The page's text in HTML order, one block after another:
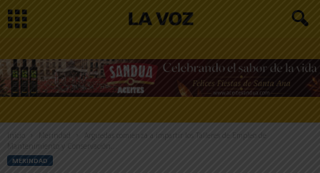
Inicio
Arguedas comienza a impartir los Talleres de Empleo de
Mantenimiento y Conservación...
MERINDAD